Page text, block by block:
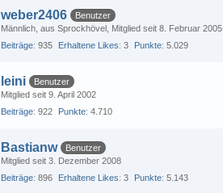
weber2406
Benutzer
Männlich aus Sprockhövel Mitglied seit 8. Februar 2005
Beiträge 935 Erhaltene Likes 3 Punkte 5.029
leini
Benutzer
Mitglied seit 9. April 2002
Beiträge 922 Punkte 4.710
Bastianw
Benutzer
Mitglied seit 3. Dezember 2008
Beiträge 896 Erhaltene Likes 3 Punkte 5.143